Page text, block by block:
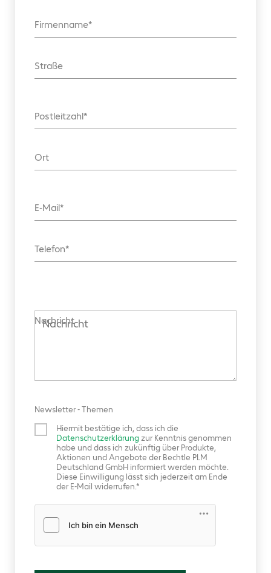
Firmenname
Straße
Postleitzahl
Ort
E-Mail
Telefon
Nachricht
Newsletter - Themen
Hiermit bestätige ich, dass ich die
Datenschutzerklärungzur Kenntnis genommen
habe und dass ich zukünftig über Produkte,
Aktionen und Angebote der Bechtle PLM
Deutschland GmbH informiert werden möchte.
Diese Einwilligung lässt sich jederzeit am Ende
der E-Mail widerrufen.